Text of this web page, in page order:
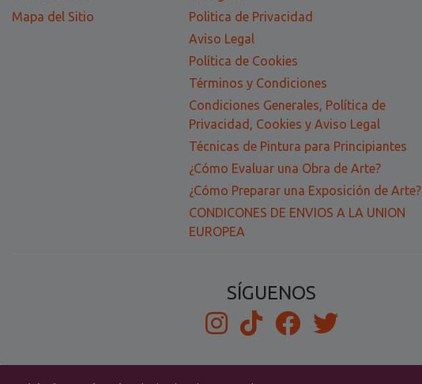
Mapa del Sitio
Politica de Privacidad
Aviso Legal
Política de Cookies
Términos y Condiciones
Condiciones Generales, Política de
Privacidad, Cookies y Aviso Legal
Técnicas de Pintura para Principiantes
¿Cómo Evaluar una Obra de Arte?
¿Cómo Preparar una Exposición de Arte?
CONDICONES DE ENVIOS A LA UNION
EUROPEA
SÍGUENOS